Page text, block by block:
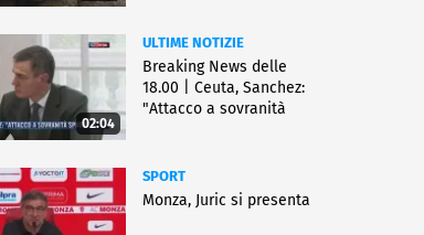
02:04
ULTIME NOTIZIE
Breaking News delle
18.00 | Ceuta, Sanchez:
"Attacco a sovranità
SPORT
Monza, Juric si presenta